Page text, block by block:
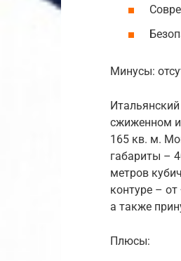
Минусы:
сжиженном
165 кв. м.
габариты –
метров
контуре –
а также
Плюсы: